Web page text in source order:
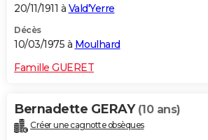
20/11/1911 à Vald'Yerre
Décès
10/03/1975 à Moulhard
Famille GUERET
Bernadette GERAY (10 ans)
Créer une cagnotte obsèques